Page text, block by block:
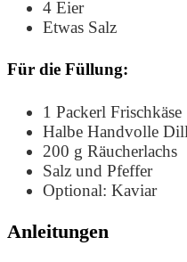
4 Eier
Etwas Salz
Für die Füllung:
1 Packerl Frischkäse
Halbe Handvolle
200 g Räucherlachs
Salz und Pfeffer
Optional: Kaviar
Anleitungen